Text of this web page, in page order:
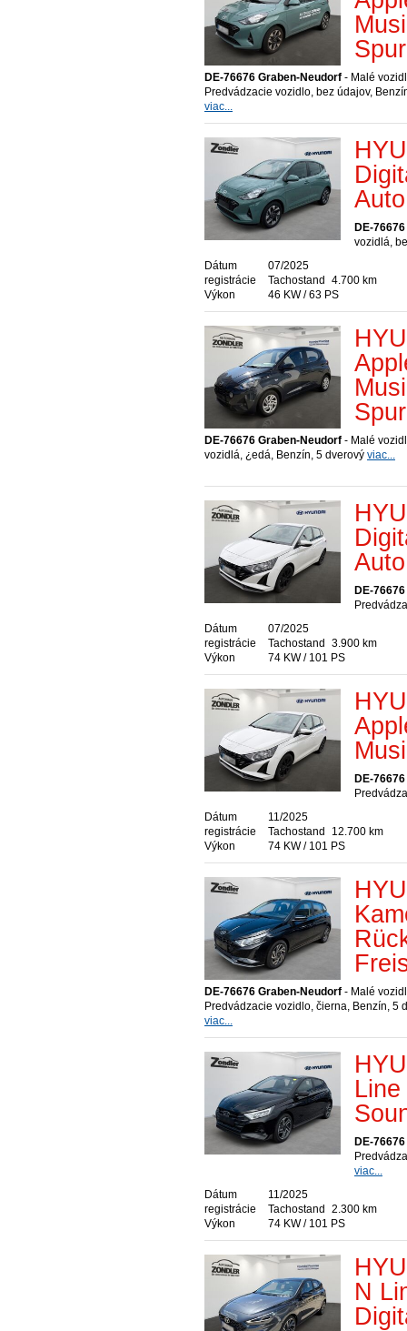
DE-76676 Graben-Neudorf - Malé
Predvádzacie vozidlo, bez údajov,
viac...
DE-
vozidlá,
Dátum
registrácie
07/2025
Tachostand
4.700 km
Výkon
46 KW / 63 PS
DE-76676 Graben-Neudorf - Malé
vozidlá, ¿edá, Benzín, 5 dverový viac...
DE-
Dátum
registrácie
07/2025
Tachostand
3.900 km
Výkon
74 KW / 101 PS
DE-
Dátum
registrácie
11/2025
Tachostand
12.700 km
Výkon
74 KW / 101 PS
DE-76676 Graben-Neudorf - Malé
Predvádzacie vozidlo, čierna, Benzín, 5
viac...
DE-
viac...
Dátum
registrácie
11/2025
Tachostand
2.300 km
Výkon
74 KW / 101 PS
N